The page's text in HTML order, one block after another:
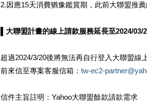
2.因應15天消費猶豫鑑賞期，此前大聯盟推薦
▌大聯盟計畫的線上請款服務延長至2024/03/
超過2024/3/20後將無法再自行登入大聯盟線
前來信至專案客服信箱： tw-ec2-
信件主旨註明：Yahoo大聯盟餘款請款需求